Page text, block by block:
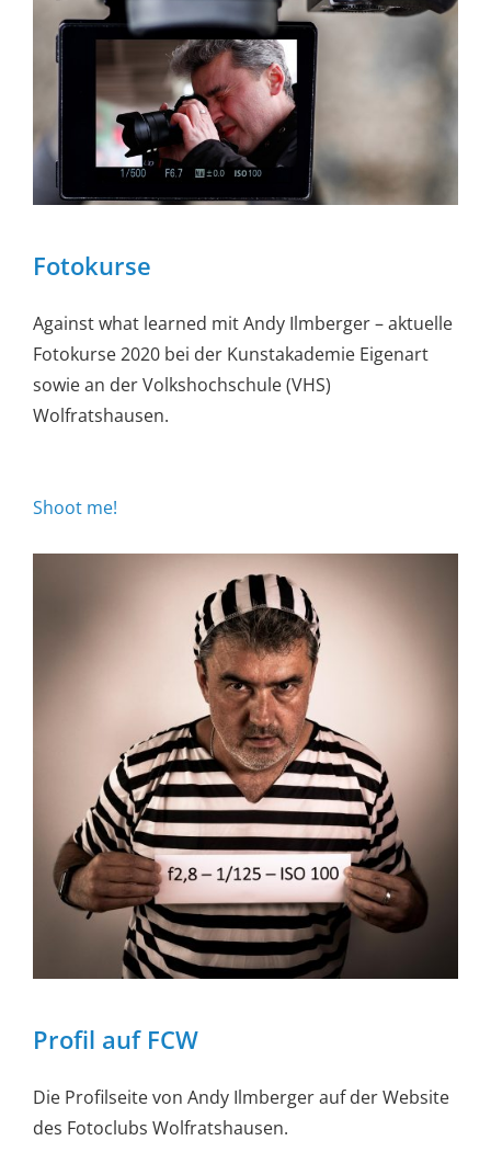
Fotokurse
Against what learned mit Andy Ilmberger – aktuelle
Fotokurse 2020 bei der Kunstakademie Eigenart
sowie an der Volkshochschule (VHS)
Wolfratshausen.
Shoot me!
Profil auf FCW
Die Profilseite von Andy Ilmberger auf der Website
des Fotoclubs Wolfratshausen.